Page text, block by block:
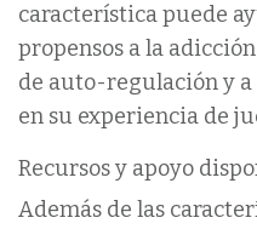
característica puede
propensos a la
de auto-regulación y
en su experiencia de
Recursos y apoyo
Además de las